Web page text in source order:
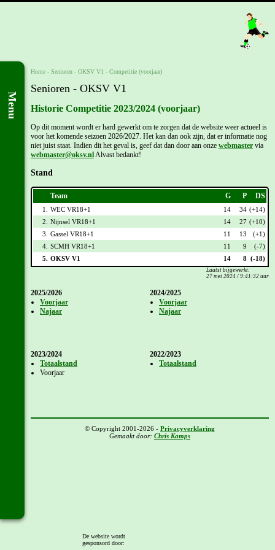
Menu
Home - Senioren - OKSV V1 - Competitie (voorjaar)
Senioren - OKSV V1
Historie Competitie 2023/2024 (voorjaar)
Op dit moment wordt er hard gewerkt om te zorgen dat de website weer actueel is
voor het komende seizoen 2026/2027. Het kan dan ook zijn, dat er informatie nog
niet juist staat. Indien dit het geval is, geef dat dan door aan onze webmaster via
webmaster@oksv.nl Alvast bedankt!
Stand
Team G P DS
1. WEC VR18+1 14 34 (+14)
2.
Nijnsel VR18+1 14 27 (+10)
3.
Gassel VR18+1 11 13
(+1)
4. SCMH VR18+1 11 9
(-7)
5. OKSV V1 14 8 (-18)
Laatst bijgewerkt:
27 mei 2024 / 9:41:32 uur
2025/2026
Voorjaar
Najaar
2024/2025
Voorjaar
Najaar
2023/2024
Totaalstand
Voorjaar
2022/2023
Totaalstand
© Copyright 2001-2026 - Privacyverklaring
Gemaakt door: Chris Kamps
De website wordt
gesponsord door: